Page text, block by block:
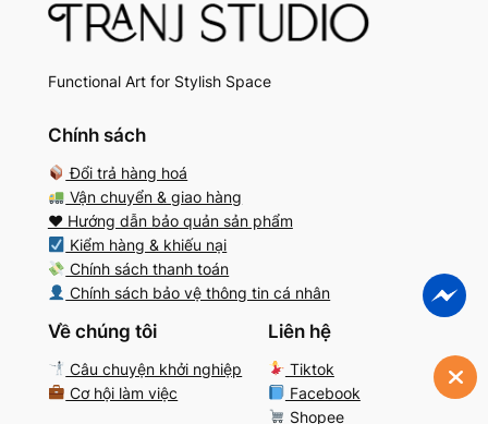
Functional Art for Stylish Space
Chính sách
Đổi trả hàng hoá
Vận chuyển & giao hàng
♥️ Hướng dẫn bảo quản sản phẩm
Kiểm hàng & khiếu nại
Chính sách thanh toán
Chính sách bảo vệ thông tin cá nhân
Về chúng tôi
Câu chuyện khởi nghiệp
Cơ hội làm việc
Liên hệ
Tiktok
Facebook
Shopee